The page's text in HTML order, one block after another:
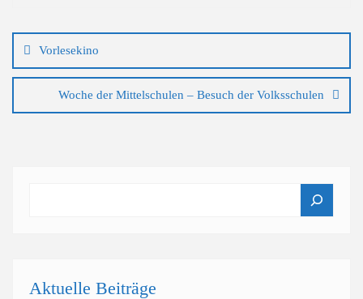
Vorlesekino
Woche der Mittelschulen – Besuch der Volksschulen
Aktuelle Beiträge